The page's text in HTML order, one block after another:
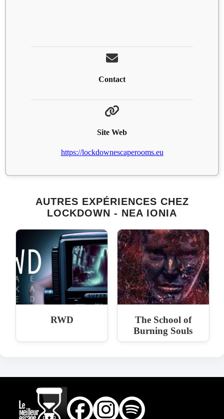
Contact
Site Web
https://lockdownescaperooms.eu
AUTRES EXPÉRIENCES CHEZ
LOCKDOWN - NEA IONIA
RWD
The School of
Burning Souls